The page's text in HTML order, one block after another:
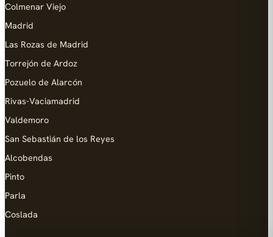
Colmenar Viejo
Madrid
Las Rozas de Madrid
Torrejón de Ardoz
Pozuelo de Alarcón
Rivas-Vaciamadrid
Valdemoro
San Sebastián de los Reyes
Alcobendas
Pinto
Parla
Coslada